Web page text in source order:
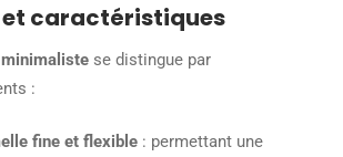
caractéristiques
se distingue par
:
fine et flexible : permettant une